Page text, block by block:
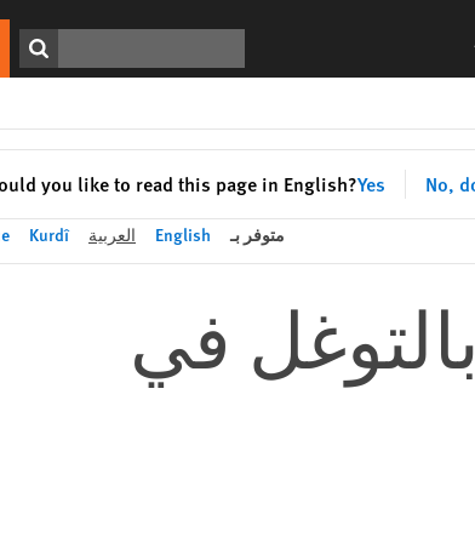
you like to read this page in English?Yes No,
Print
متوفر بـ English العربية Kurdî
في